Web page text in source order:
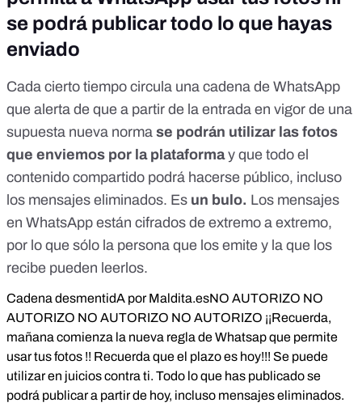
se podrá publicar todo lo que hayas
enviado
Cada cierto tiempo circula una cadena de WhatsApp
que alerta de que a partir de la entrada en vigor de una
supuesta nueva norma se podrán utilizar las fotos
que enviemos por la plataformay que todo el
contenido compartido podrá hacerse público, incluso
los mensajes eliminados. Es un bulo. Los mensajes
en WhatsApp están cifrados de extremo a extremo,
por lo que sólo la persona que los emite y la que los
recibe pueden leerlos.
Cadena desmentidA por Maldita.esNO AUTORIZO NO
AUTORIZO NO AUTORIZO NO AUTORIZO ¡¡Recuerda,
mañana comienza la nueva regla de Whatsap que permite
usar tus fotos !! Recuerda que el plazo es hoy!!! Se puede
utilizar en juicios contra ti. Todo lo que has publicado se
podrá publicar a partir de hoy, incluso mensajes eliminados.